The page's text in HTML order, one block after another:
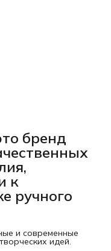
бренд
к
ручного
и современные
идей.